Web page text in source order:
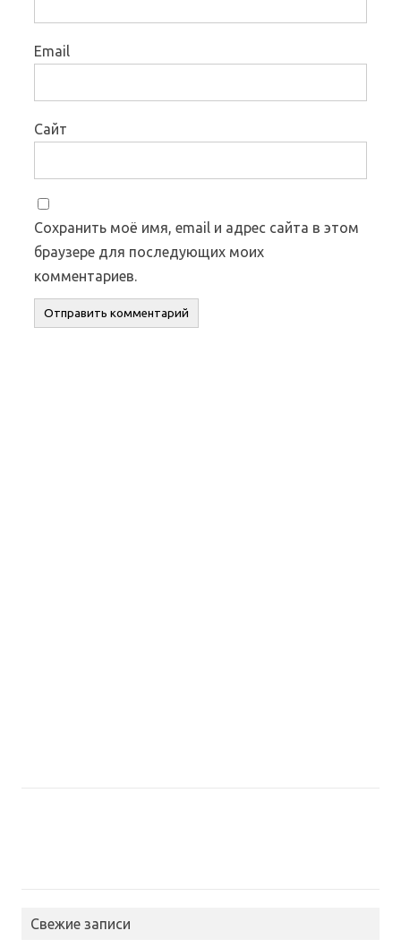
Email
Сайт
Сохранить моё имя, email и адрес сайта в этом
браузере для последующих моих
комментариев.
Свежие записи